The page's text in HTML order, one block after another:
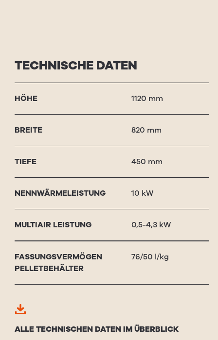
TECHNISCHE DATEN
HÖHE 1120 mm
BRE­ITE 820 mm
TIEFE 450 mm
NENNWÄRME­LEISTUNG 10 kW
MUL­TI­AIR LEIS­TUNG 0,5-4,3 kW
FASSUNGS­VERMÖGEN
PEL­LET­BE­HÄL­TER
76/50 l/kg
ALLE TECHNISCHEN DATEN IM ÜBERBLICK